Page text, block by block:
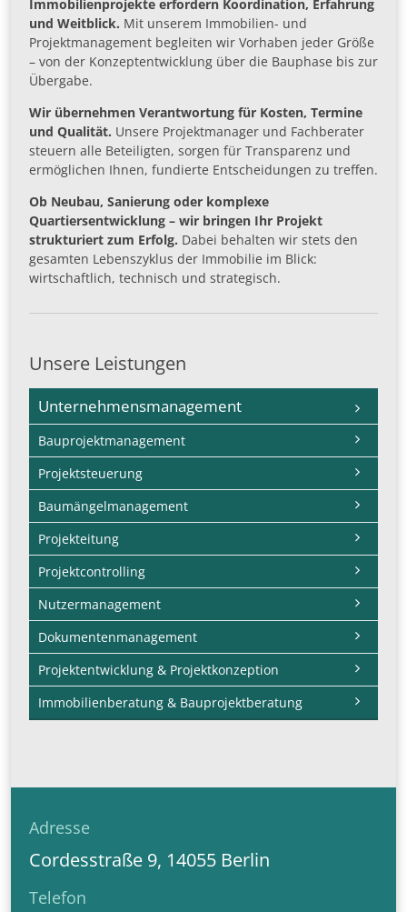
Immobilienprojekte erfordern Koordination, Erfahrung
und Weitblick. Mit unserem Immobilien- und
Projektmanagement begleiten wir Vorhaben jeder Größe
– von der Konzeptentwicklung über die Bauphase bis zur
Übergabe.
Wir übernehmen Verantwortung für Kosten, Termine
und Qualität. Unsere Projektmanager und Fachberater
steuern alle Beteiligten, sorgen für Transparenz und
ermöglichen Ihnen, fundierte Entscheidungen zu treffen.
Ob Neubau, Sanierung oder komplexe
Quartiersentwicklung – wir bringen Ihr Projekt
strukturiert zum Erfolg. Dabei behalten wir stets den
gesamten Lebenszyklus der Immobilie im Blick:
wirtschaftlich, technisch und strategisch.
Unsere Leistungen
Navigation
überspringen
Unternehmensmanagement
Bauprojektmanagement
Projektsteuerung
Baumängelmanagement
Projekteitung
Projektcontrolling
Nutzermanagement
Dokumentenmanagement
Projektentwicklung & Projektkonzeption
Immobilienberatung & Bauprojektberatung
Adresse
Cordesstraße 9, 14055 Berlin
Telefon